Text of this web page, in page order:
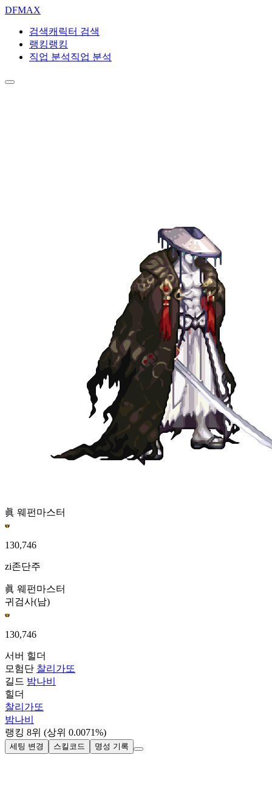
DFMAX
검색캐릭터 검색
랭킹랭킹
직업 분석직업 분석
眞 웨펀마스터
130,746
zi존단주
眞 웨펀마스터
귀검사(남)
130,746
서버 힐더
모험단 찰리가또
길드 밤나비
힐더
찰리가또
밤나비
랭킹 8위 (상위 0.0071%)
세팅 변경 스킬코드 명성 기록